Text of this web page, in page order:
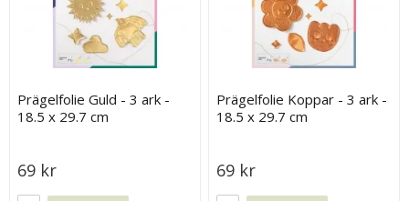
Prägelfolie Guld - 3 ark -
18.5 x 29.7 cm
69 kr
Prägelfolie Koppar - 3 ark -
18.5 x 29.7 cm
69 kr